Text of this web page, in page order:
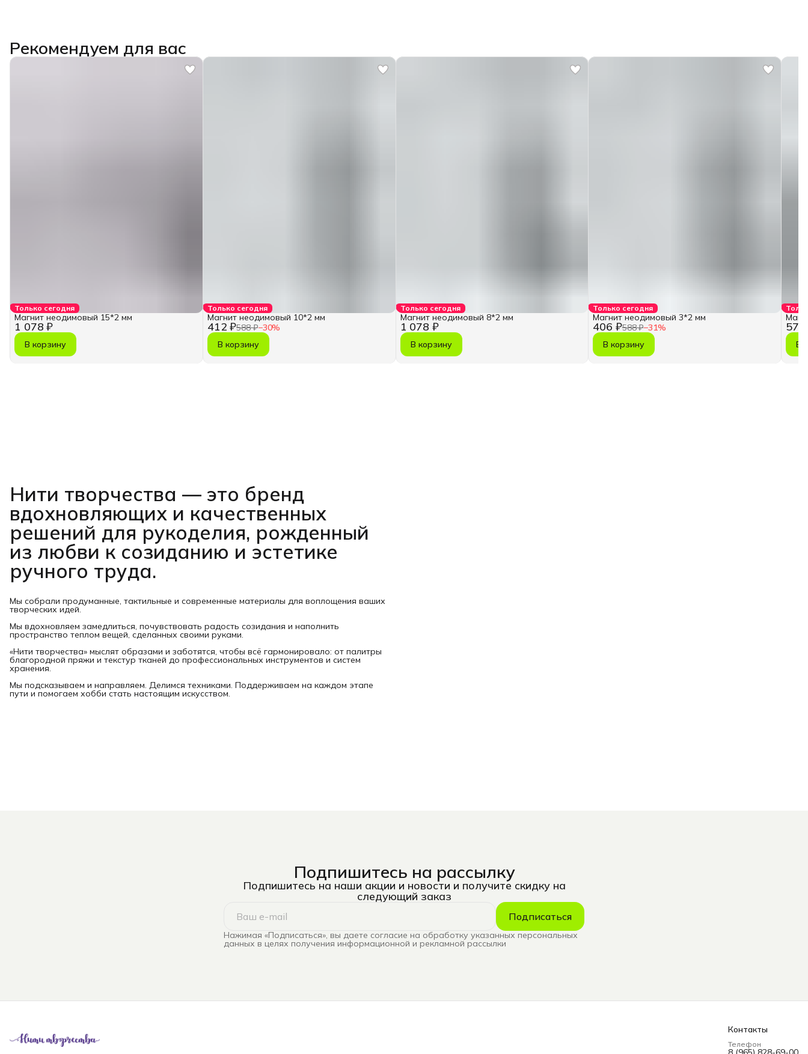
Рекомендуем для вас
Только сегодня
1 078 ₽
Магнит неодимовый 15*2 мм
В корзину
Только сегодня
412 ₽588 ₽−30%
Магнит неодимовый 10*2 мм
В корзину
Только сегодня
1 078 ₽
Магнит неодимовый 8*2 мм
В корзину
Только сегодня
406 ₽588 ₽−31%
Магнит неодимовый 3*2 мм
В корзину
570
В
Нити творчества — это бренд
вдохновляющих и качественных
решений для рукоделия, рожденный
из любви к созиданию и эстетике
ручного труда.
Мы собрали продуманные, тактильные и современные материалы для воплощения ваших
творческих идей.
Мы вдохновляем замедлиться, почувствовать радость созидания и наполнить
пространство теплом вещей, сделанных своими руками.
«Нити творчества» мыслят образами и заботятся, чтобы всё гармонировало: от палитры
благородной пряжи и текстур тканей до профессиональных инструментов и систем
хранения.
Мы подсказываем и направляем. Делимся техниками. Поддерживаем на каждом этапе
пути и помогаем хобби стать настоящим искусством.
Подпишитесь на рассылку
Подпишитесь на наши акции и новости и получите скидку на
следующий заказ
Подписаться
Нажимая «Подписаться», вы даете согласие на обработку указанных персональных
данных в целях получения информационной и рекламной рассылки
Контакты
Телефон